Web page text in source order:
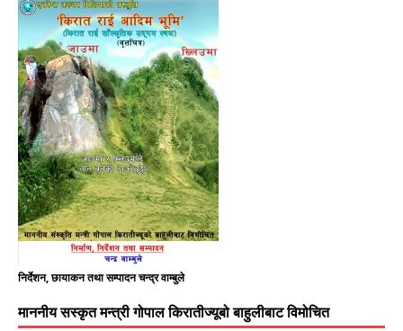
निर्देशन, छायाकन तथा सम्पादन चन्द्र वाम्बुले
माननीय सस्कृत मन्त्री गोपाल किरातीज्यूबो बाहुलीबाट विमोचित